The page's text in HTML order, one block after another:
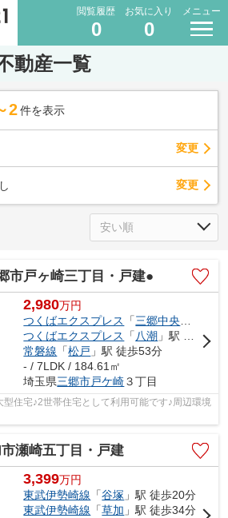
閲覧履歴
0
お気に入り
0
メニュー
動産一覧
2 件を表示
変更
変更
市戸ヶ崎三丁目・戸建●
2,980万円
つくばエクスプレス
「三郷中央」駅 徒
つくばエクスプレス
「八潮 」駅 徒歩39分
常磐線 「松戸 」駅 徒歩53分
- / 7LDK / 184.61㎡
埼玉県三郷市戸ケ崎３丁目
住宅♪2世帯住宅として利用可能です♪周辺環境
瀬崎五丁目・戸建
3,399万円
東武伊勢崎線 「谷塚 」駅 徒歩20分
東武伊勢崎線 「草加 」駅 徒歩34分